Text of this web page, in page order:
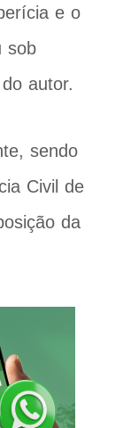
e o
sob
autor.
sendo
Civil de
da